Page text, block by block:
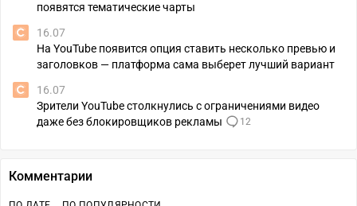
появятся тематические чарты
16.07
На YouTube появится опция ставить несколько превью и
заголовков — платформа сама выберет лучший вариант
16.07
Зрители YouTube столкнулись с ограничениями видео
даже без блокировщиков рекламы
12
Комментарии